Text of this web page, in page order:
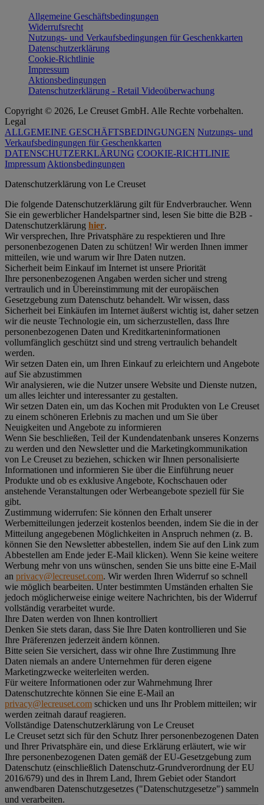
Allgemeine Geschäftsbedingungen
Widerrufsrecht
Nutzungs- und Verkaufsbedingungen für Geschenkkarten
Datenschutzerklärung
Cookie-Richtlinie
Impressum
Aktionsbedingungen
Datenschutzerklärung - Retail Videoüberwachung
Copyright © 2026, Le Creuset GmbH. Alle Rechte vorbehalten.
Legal
ALLGEMEINE GESCHÄFTSBEDINGUNGEN Nutzungs- und
Verkaufsbedingungen für Geschenkkarten
DATENSCHUTZERKLÄRUNG COOKIE-RICHTLINIE
Impressum Aktionsbedingungen
Datenschutz­erklärung von Le Creuset
Die folgende Datenschutzerklärung gilt für Endverbraucher. Wenn
Sie ein gewerblicher Handelspartner sind, lesen Sie bitte die B2B -
Datenschutzerklärung hier.
Wir versprechen, Ihre Privatsphäre zu respektieren und Ihre
personenbezogenen Daten zu schützen! Wir werden Ihnen immer
mitteilen, wie und warum wir Ihre Daten nutzen.
Sicherheit beim Einkauf im Internet ist unsere Priorität
Ihre personenbezogenen Angaben werden sicher und streng
vertraulich und in Übereinstimmung mit der europäischen
Gesetzgebung zum Datenschutz behandelt. Wir wissen, dass
Sicherheit bei Einkäufen im Internet äußerst wichtig ist, daher setzen
wir die neuste Technologie ein, um sicherzustellen, dass Ihre
personenbezogenen Daten und Kreditkarteninformationen
vollumfänglich geschützt sind und streng vertraulich behandelt
werden.
Wir setzen Daten ein, um Ihren Einkauf zu erleichtern und Angebote
auf Sie abzustimmen
Wir analysieren, wie die Nutzer unsere Website und Dienste nutzen,
um alles leichter und interessanter zu gestalten.
Wir setzen Daten ein, um das Kochen mit Produkten von Le Creuset
zu einem schöneren Erlebnis zu machen und um Sie über
Neuigkeiten und Angebote zu informieren
Wenn Sie beschließen, Teil der Kundendatenbank unseres Konzerns
zu werden und den Newsletter und die Marketingkommunikation
von Le Creuset zu beziehen, schicken wir Ihnen personalisierte
Informationen und informieren Sie über die Einführung neuer
Produkte und ob es exklusive Angebote, Kochschauen oder
anstehende Veranstaltungen oder Werbeangebote speziell für Sie
gibt.
Zustimmung widerrufen: Sie können den Erhalt unserer
Werbemitteilungen jederzeit kostenlos beenden, indem Sie die in der
Mitteilung angegebenen Möglichkeiten in Anspruch nehmen (z. B.
können Sie den Newsletter abbestellen, indem Sie auf den Link zum
Abbestellen am Ende jeder E-Mail klicken). Wenn Sie keine weitere
Werbung mehr von uns wünschen, senden Sie uns bitte eine E-Mail
an privacy@lecreuset.com. Wir werden Ihren Widerruf so schnell
wie möglich bearbeiten. Unter bestimmten Umständen erhalten Sie
jedoch möglicherweise einige weitere Nachrichten, bis der Widerruf
vollständig verarbeitet wurde.
Ihre Daten werden von Ihnen kontrolliert
Denken Sie stets daran, dass Sie Ihre Daten kontrollieren und Sie
Ihre Präferenzen jederzeit ändern können.
Bitte seien Sie versichert, dass wir ohne Ihre Zustimmung Ihre
Daten niemals an andere Unternehmen für deren eigene
Marketingzwecke weiterleiten werden.
Für weitere Informationen oder zur Wahrnehmung Ihrer
Datenschutzrechte können Sie eine E-Mail an
privacy@lecreuset.com schicken und uns Ihr Problem mitteilen; wir
werden zeitnah darauf reagieren.
Vollständige Datenschutzerklärung von Le Creuset
Le Creuset setzt sich für den Schutz Ihrer personenbezogenen Daten
und Ihrer Privatsphäre ein, und diese Erklärung erläutert, wie wir
Ihre personenbezogenen Daten gemäß der EU-Gesetzgebung zum
Datenschutz (einschließlich Datenschutz-Grundverordnung der EU
2016/679) und des in Ihrem Land, Ihrem Gebiet oder Standort
anwendbaren Datenschutzgesetzes ("Datenschutzgesetze") sammeln
und verarbeiten.